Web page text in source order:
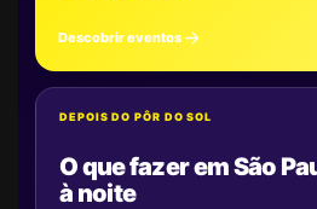
Descobrir eventos
DEPOIS DO PÔR DO SOL
O que fazer em São
à noite